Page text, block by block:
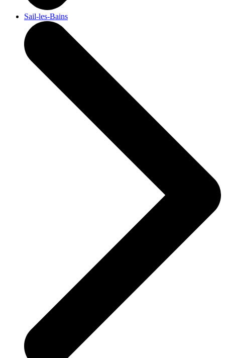
Sail-les-Bains